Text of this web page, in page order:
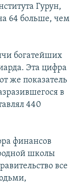
Гурун,
64 больше, чем
богатейших
Эта цифра
же показатель
в
440
финансов
школы
все